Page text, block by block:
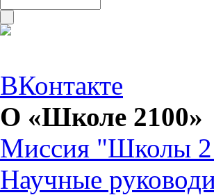
ВКонтакте
О «Школе 2100»
Миссия "Школы
Научные